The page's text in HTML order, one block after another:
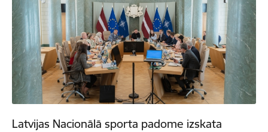
Latvijas Nacionālā sporta padome izskata